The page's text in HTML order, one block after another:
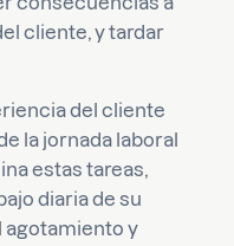
cliente, y tardar
del cliente
la jornada laboral
estas tareas,
diaria de su
agotamiento y